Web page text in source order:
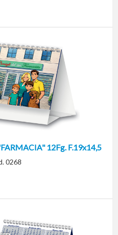
12Fg. F.19x14,5
0268